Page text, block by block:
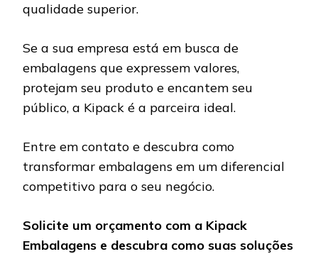
qualidade superior.
Se a sua empresa está em busca de
embalagens que expressem valores,
protejam seu produto e encantem seu
público, a Kipack é a parceira ideal.
Entre em contato e descubra como
transformar embalagens em um diferencial
competitivo para o seu negócio.
Solicite um orçamento com a Kipack
Embalagens e descubra como suas soluções